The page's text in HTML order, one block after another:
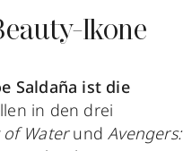
Ikone
Saldaña ist die
in den drei
of WaterundAvengers: